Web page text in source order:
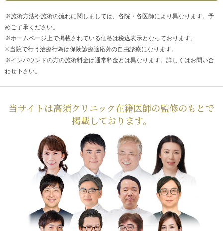
※施術方法や施術の流れに関しましては、各院・各医師により異なります。予
めご了承ください。
※ホームページ上で掲載されている価格は税込表示となっております。
※当院で行う治療行為は保険診療適応外の自由診療になります。
※インバウンドの方の施術料金は通常料金とは異なります。詳しくはお問い合
わせ下さい。
当サイトは高須クリニック在籍医師の監修のもとで
掲載しております。